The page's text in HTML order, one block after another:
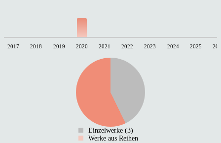
2017 2018 2019 2020 2021 2022 2023 2024 2025
Einzelwerke (3)
Werke aus Reihen